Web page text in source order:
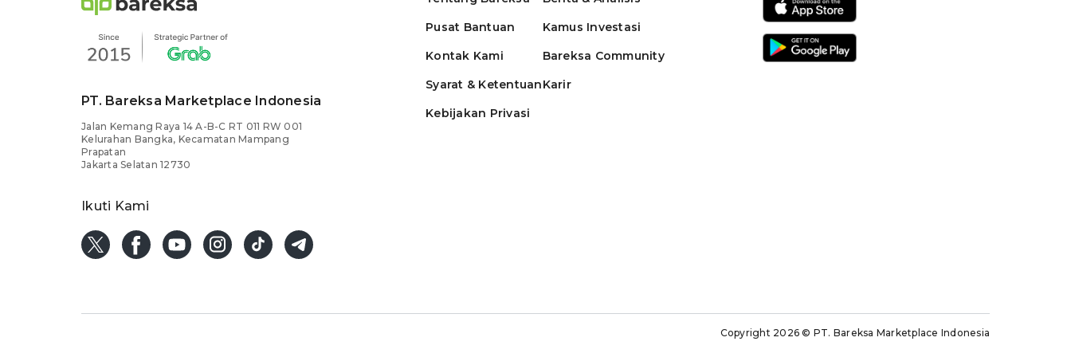
PT. Bareksa Marketplace Indonesia
Jalan Kemang Raya 14 A-B-C RT 011 RW 001
Kelurahan Bangka, Kecamatan Mampang
Prapatan
Jakarta Selatan 12730
Ikuti Kami
Pusat Bantuan
Kontak Kami
Syarat & Ketentuan
Kebijakan Privasi
Kamus Investasi
Bareksa Community
Karir
Copyright 2026© PT. Bareksa Marketplace Indonesia